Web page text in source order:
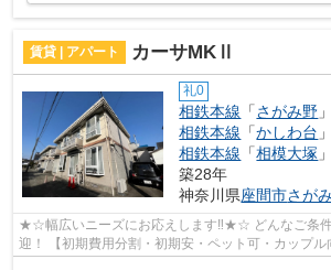
賃貸 | アパート カーサMKⅡ
礼0
相鉄本線 「さがみ野
相鉄本線 「かしわ台
相鉄本線 「相模大塚
築28年
神奈川県座間市さが
★☆幅広いニーズにお応えします‼★☆ どんなご条
迎！ 【初期費用分割・初期安・ペット可・カップ